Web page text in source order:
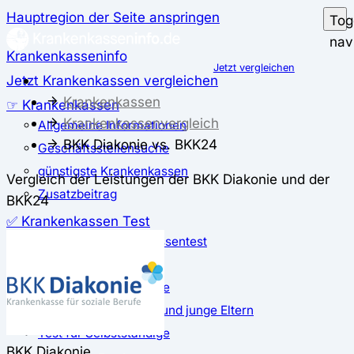
Hauptregion der Seite anspringen
Krankenkasseninfo
Jetzt Krankenkassen vergleichen
☞ Krankenkassen
Allgemeine Informationen
Geschäftsstellensuche
günstigste Krankenkassen
Zusatzbeitrag
✅ Krankenkassen Test
Der große Krankenkassentest
Test für Studierende
Test für Auszubildende
Test für Schwangere und junge Eltern
Test für Selbstständige
Jetzt vergleichen
Krankenkassen
Krankenkassenvergleich
BKK Diakonie vs. BKK24
Vergleich der Leistungen der BKK Diakonie und der
BKK24